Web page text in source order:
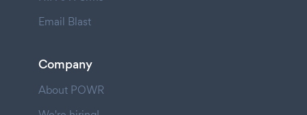
Email Blast
Company
About POWR